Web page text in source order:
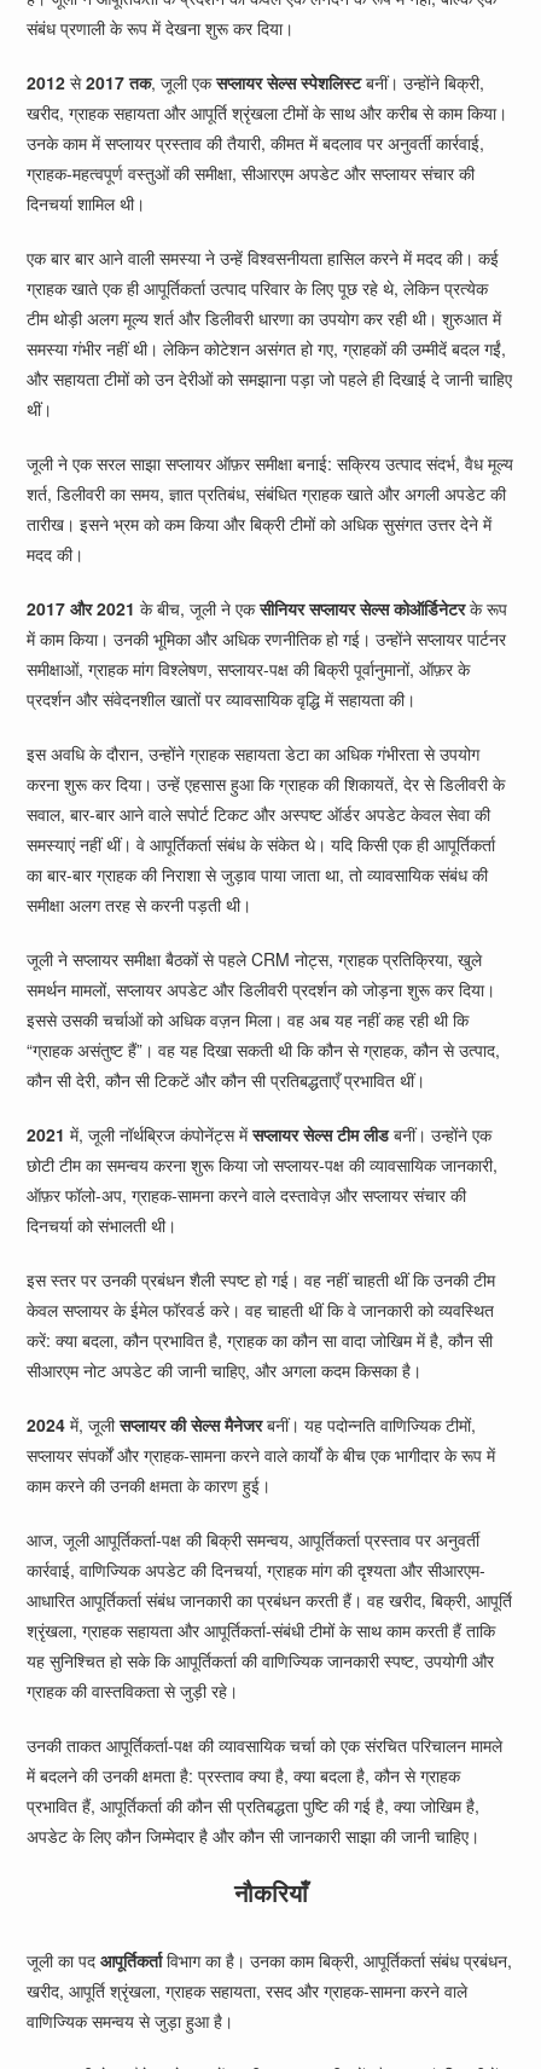
संबंध प्रणाली के रूप में देखना शुरू कर दिया।
2012 से2017 तक, जूली एकसप्लायर सेल्स स्पेशलिस्टबनीं। उन्होंने बिक्री,
खरीद, ग्राहक सहायता और आपूर्ति श्रृंखला टीमों के साथ और करीब से काम किया।
उनके काम में सप्लायर प्रस्ताव की तैयारी, कीमत में बदलाव पर अनुवर्ती कार्रवाई,
ग्राहक-महत्वपूर्ण वस्तुओं की समीक्षा, सीआरएम अपडेट और सप्लायर संचार की
दिनचर्या शामिल थी।
एक बार बार आने वाली समस्या ने उन्हें विश्वसनीयता हासिल करने में मदद की। कई
ग्राहक खाते एक ही आपूर्तिकर्ता उत्पाद परिवार के लिए पूछ रहे थे, लेकिन प्रत्येक
टीम थोड़ी अलग मूल्य शर्त और डिलीवरी धारणा का उपयोग कर रही थी। शुरुआत में
समस्या गंभीर नहीं थी। लेकिन कोटेशन असंगत हो गए, ग्राहकों की उम्मीदें बदल गईं,
और सहायता टीमों को उन देरीओं को समझाना पड़ा जो पहले ही दिखाई दे जानी चाहिए
थीं।
जूली ने एक सरल साझा सप्लायर ऑफ़र समीक्षा बनाई: सक्रिय उत्पाद संदर्भ, वैध मूल्य
शर्त, डिलीवरी का समय, ज्ञात प्रतिबंध, संबंधित ग्राहक खाते और अगली अपडेट की
तारीख। इसने भ्रम को कम किया और बिक्री टीमों को अधिक सुसंगत उत्तर देने में
मदद की।
2017 और 2021 के बीच, जूली ने एकसीनियर सप्लायर सेल्स कोऑर्डिनेटरके रूप
में काम किया। उनकी भूमिका और अधिक रणनीतिक हो गई। उन्होंने सप्लायर पार्टनर
समीक्षाओं, ग्राहक मांग विश्लेषण, सप्लायर-पक्ष की बिक्री पूर्वानुमानों, ऑफ़र के
प्रदर्शन और संवेदनशील खातों पर व्यावसायिक वृद्धि में सहायता की।
इस अवधि के दौरान, उन्होंने ग्राहक सहायता डेटा का अधिक गंभीरता से उपयोग
करना शुरू कर दिया। उन्हें एहसास हुआ कि ग्राहक की शिकायतें, देर से डिलीवरी के
सवाल, बार-बार आने वाले सपोर्ट टिकट और अस्पष्ट ऑर्डर अपडेट केवल सेवा की
समस्याएं नहीं थीं। वे आपूर्तिकर्ता संबंध के संकेत थे। यदि किसी एक ही आपूर्तिकर्ता
का बार-बार ग्राहक की निराशा से जुड़ाव पाया जाता था, तो व्यावसायिक संबंध की
समीक्षा अलग तरह से करनी पड़ती थी।
जूली ने सप्लायर समीक्षा बैठकों से पहले CRM नोट्स, ग्राहक प्रतिक्रिया, खुले
समर्थन मामलों, सप्लायर अपडेट और डिलीवरी प्रदर्शन को जोड़ना शुरू कर दिया।
इससे उसकी चर्चाओं को अधिक वज़न मिला। वह अब यह नहीं कह रही थी कि
“ग्राहक असंतुष्ट हैं”। वह यह दिखा सकती थी कि कौन से ग्राहक, कौन से उत्पाद,
कौन सी देरी, कौन सी टिकटें और कौन सी प्रतिबद्धताएँ प्रभावित थीं।
2021 में, जूली नॉर्थब्रिज कंपोनेंट्स मेंसप्लायर सेल्स टीम लीडबनीं। उन्होंने एक
छोटी टीम का समन्वय करना शुरू किया जो सप्लायर-पक्ष की व्यावसायिक जानकारी,
ऑफ़र फॉलो-अप, ग्राहक-सामना करने वाले दस्तावेज़ और सप्लायर संचार की
दिनचर्या को संभालती थी।
इस स्तर पर उनकी प्रबंधन शैली स्पष्ट हो गई। वह नहीं चाहती थीं कि उनकी टीम
केवल सप्लायर के ईमेल फॉरवर्ड करे। वह चाहती थीं कि वे जानकारी को व्यवस्थित
करें: क्या बदला, कौन प्रभावित है, ग्राहक का कौन सा वादा जोखिम में है, कौन सी
सीआरएम नोट अपडेट की जानी चाहिए, और अगला कदम किसका है।
2024 में, जूलीसप्लायर की सेल्स मैनेजरबनीं। यह पदोन्नति वाणिज्यिक टीमों,
सप्लायर संपर्कों और ग्राहक-सामना करने वाले कार्यों के बीच एक भागीदार के रूप में
काम करने की उनकी क्षमता के कारण हुई।
आज, जूली आपूर्तिकर्ता-पक्ष की बिक्री समन्वय, आपूर्तिकर्ता प्रस्ताव पर अनुवर्ती
कार्रवाई, वाणिज्यिक अपडेट की दिनचर्या, ग्राहक मांग की दृश्यता और सीआरएम-
आधारित आपूर्तिकर्ता संबंध जानकारी का प्रबंधन करती हैं। वह खरीद, बिक्री, आपूर्ति
श्रृंखला, ग्राहक सहायता और आपूर्तिकर्ता-संबंधी टीमों के साथ काम करती हैं ताकि
यह सुनिश्चित हो सके कि आपूर्तिकर्ता की वाणिज्यिक जानकारी स्पष्ट, उपयोगी और
ग्राहक की वास्तविकता से जुड़ी रहे।
उनकी ताकत आपूर्तिकर्ता-पक्ष की व्यावसायिक चर्चा को एक संरचित परिचालन मामले
में बदलने की उनकी क्षमता है: प्रस्ताव क्या है, क्या बदला है, कौन से ग्राहक
प्रभावित हैं, आपूर्तिकर्ता की कौन सी प्रतिबद्धता पुष्टि की गई है, क्या जोखिम है,
अपडेट के लिए कौन जिम्मेदार है और कौन सी जानकारी साझा की जानी चाहिए।
नौकरियाँ
जूली का पदआपूर्तिकर्ताविभाग का है। उनका काम बिक्री, आपूर्तिकर्ता संबंध प्रबंधन,
खरीद, आपूर्ति श्रृंखला, ग्राहक सहायता, रसद और ग्राहक-सामना करने वाले
वाणिज्यिक समन्वय से जुड़ा हुआ है।